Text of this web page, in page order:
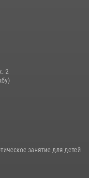
молодежи в
2
занятие для детей